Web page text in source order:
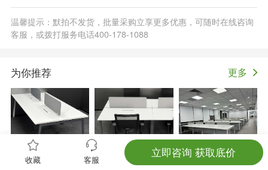
温馨提示：默拍不发货，批量采购立享更多优惠，可随时在线咨询
客服，或拨打服务电话400-178-1088
为你推荐 更多
【全新】树之夏开放
【全新】树之夏职员
欧林二手开放式工位
收藏 客服
立即咨询 获取底价